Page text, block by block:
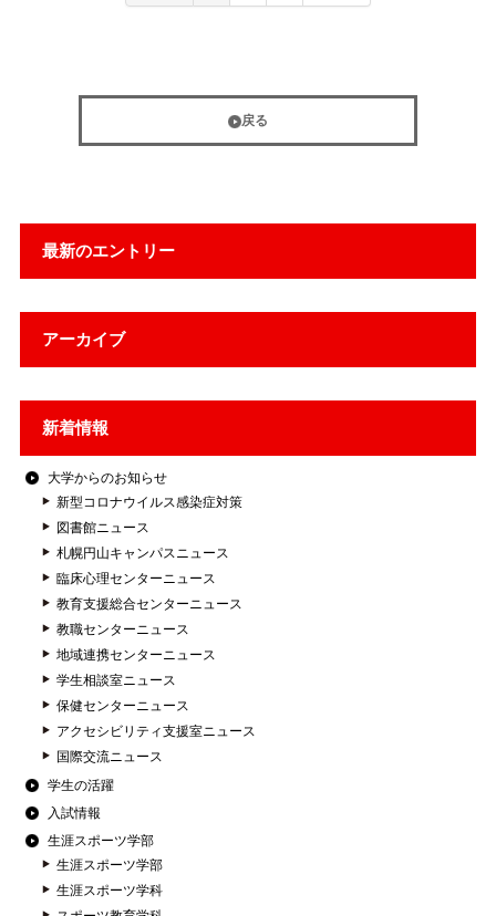
最新のエントリー
アーカイブ
新着情報
大学からのお知らせ
新型コロナウイルス感染症対策
図書館ニュース
札幌円山キャンパスニュース
臨床心理センターニュース
教育支援総合センターニュース
教職センターニュース
地域連携センターニュース
学生相談室ニュース
保健センターニュース
アクセシビリティ支援室ニュース
国際交流ニュース
学生の活躍
入試情報
生涯スポーツ学部
生涯スポーツ学部
生涯スポーツ学科
戻る